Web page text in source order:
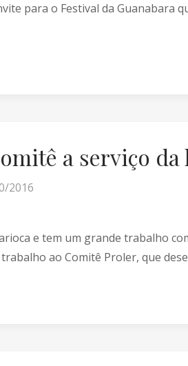
para o Festival da Guanabara
a serviço
2016
e tem um grande trabalho
ao Comitê Proler, que